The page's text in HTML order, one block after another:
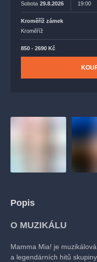
Sobota 29.8.2026 19:00
Kroměříž zámek
Kroměříž
850 - 2690 Kč
Popis
O MUZIKÁLU
Mamma Mia! je
a legendárních hitů